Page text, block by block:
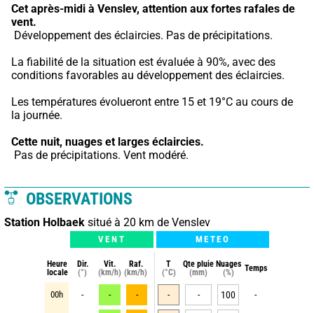
Cet après-midi à Venslev, attention aux fortes rafales de
vent.
Développement des éclaircies. Pas de précipitations.
La fiabilité de la situation est évaluée à 90%, avec des
conditions favorables au développement des éclaircies.
Les températures évolueront entre 15 et 19°C au cours de
la journée.
Cette nuit, nuages et larges éclaircies.
Pas de précipitations. Vent modéré.
OBSERVATIONS
Station Holbaek situé à 20 km de Venslev
VENT METEO
Heure
locale
Dir.
(°)
Vit.
(km/h)
Raf.
(km/h)
T
(°C)
Qte pluie
(mm)
Nuages
(%)
Temps
00h - - - - - 100 -